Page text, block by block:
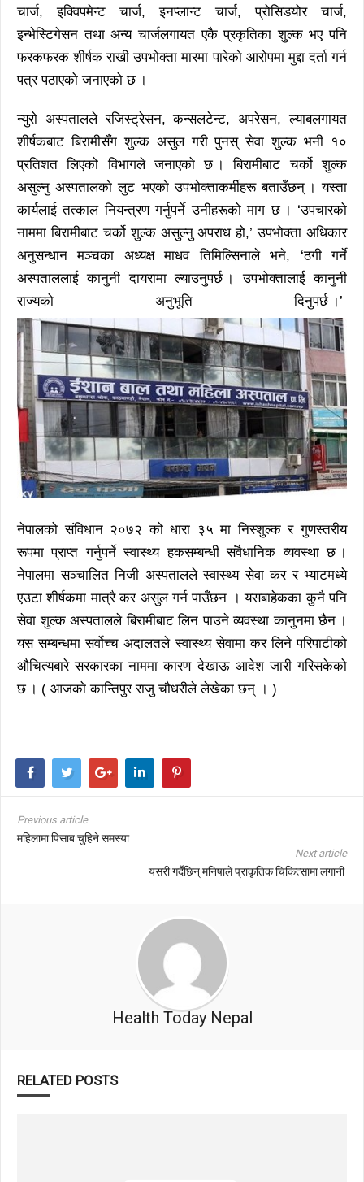
चार्ज, इक्विपमेन्ट चार्ज, इनप्लान्ट चार्ज, प्रोसिडयोर चार्ज,
इन्भेस्टिगेसन तथा अन्य चार्जलगायत एकै प्रकृतिका शुल्क भए पनि
फरकफरक शीर्षक राखी उपभोक्ता मारमा पारेको आरोपमा मुद्दा दर्ता गर्न
पत्र पठाएको जनाएको छ ।
न्युरो अस्पतालले रजिस्ट्रेसन, कन्सलटेन्ट, अपरेसन, ल्याबलगायत
शीर्षकबाट बिरामीसँग शुल्क असुल गरी पुनस् सेवा शुल्क भनी १०
प्रतिशत लिएको विभागले जनाएको छ । बिरामीबाट चर्को शुल्क
असुल्नु अस्पतालको लुट भएको उपभोक्ताकर्मीहरू बताउँछन् । यस्ता
कार्यलाई तत्काल नियन्त्रण गर्नुपर्ने उनीहरूको माग छ । ‘उपचारको
नाममा बिरामीबाट चर्को शुल्क असुल्नु अपराध हो,’ उपभोक्ता अधिकार
अनुसन्धान मञ्चका अध्यक्ष माधव तिमिल्सिनाले भने, ‘ठगी गर्ने
अस्पताललाई कानुनी दायरामा ल्याउनुपर्छ । उपभोक्तालाई कानुनी
राज्यको अनुभूति दिनुपर्छ ।’
नेपालको संविधान २०७२ को धारा ३५ मा निस्शुल्क र गुणस्तरीय
रूपमा प्राप्त गर्नुपर्ने स्वास्थ्य हकसम्बन्धी संवैधानिक व्यवस्था छ ।
नेपालमा सञ्चालित निजी अस्पतालले स्वास्थ्य सेवा कर र भ्याटमध्ये
एउटा शीर्षकमा मात्रै कर असुल गर्न पाउँछन । यसबाहेकका कुनै पनि
सेवा शुल्क अस्पतालले बिरामीबाट लिन पाउने व्यवस्था कानुनमा छैन ।
यस सम्बन्धमा सर्वोच्च अदालतले स्वास्थ्य सेवामा कर लिने परिपाटीको
औचित्यबारे सरकारका नाममा कारण देखाऊ आदेश जारी गरिसकेको
छ । ( आजको कान्तिपुर राजु चौधरीले लेखेका छन् । )
Previous article
महिलामा पिसाब चुहिने समस्या
Next article
यसरी गर्दैछिन् मनिषाले प्राकृतिक चिकित्सामा लगानी
Health Today Nepal
RELATED POSTS